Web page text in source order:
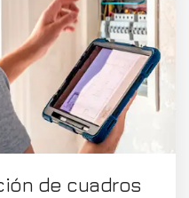
de cuadros